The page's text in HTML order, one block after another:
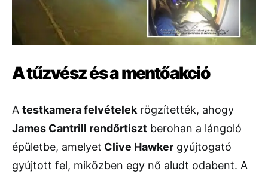
A tűzvész és a mentőakció
A testkamera felvételek rögzítették, ahogy
James Cantrill rendőrtiszt berohan a lángoló
épületbe, amelyet Clive Hawker gyújtogató
gyújtott fel, miközben egy nő aludt odabent. A